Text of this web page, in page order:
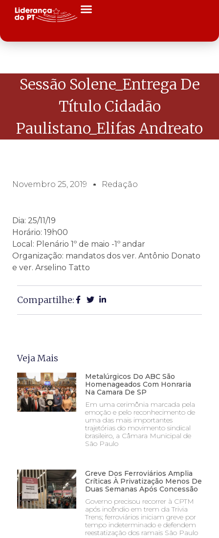
Sessão Solene_Entrega De
Título Cidadão
Paulistano_Elifas Andreato
Novembro 25, 2019 Redação
Dia: 25/11/19
Horário: 19h00
Local: Plenário 1º de maio -1º andar
Organização: mandatos dos ver. Antônio Donato
e ver. Arselino Tatto
Compartilhe:
Veja Mais
Metalúrgicos Do ABC São
Homenageados Com Honraria
Na Camara De SP
Em uma cerimônia marcada pela
emoção e pelo reconhecimento de
uma das mais importantes
trajetórias do movimento sindical
brasileiro, a Câmara Municipal de
São Paulo
Greve Dos Ferroviários Amplia
Críticas À Privatização Menos De
Duas Semanas Após Concessão
Governo precisou recorrer à CPTM
após incêndio em trem da Trivia
Trens; ferroviários iniciam greve por
tempo indeterminado e defendem
reestatização dos ramais São Paulo